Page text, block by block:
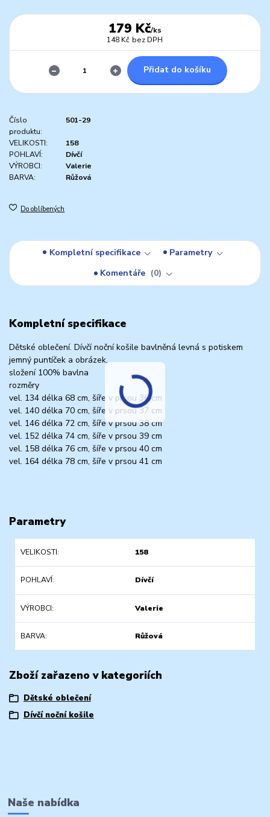
179 Kč/ks
148 Kč bez DPH
Přidat do košíku
Číslo
produktu:
501-29
VELIKOSTI:
158
POHLAVÍ:
Dívčí
VÝROBCI:
Valerie
BARVA:
Růžová
Do oblíbených
Kompletní specifikace
Parametry
Komentáře
0
Kompletní specifikace
Dětské oblečení. Dívčí noční košile bavlněná levná s potiskem
jemný puntíček a obrázek,
složení 100% bavlna
rozměry
vel. 134 délka 68 cm, šíře v prsou 36 cm
vel. 140 délka 70 cm, šíře v prsou 37 cm
vel. 146 délka 72 cm, šíře v prsou 38 cm
vel. 152 délka 74 cm, šíře v prsou 39 cm
vel. 158 délka 76 cm, šíře v prsou 40 cm
vel. 164 délka 78 cm, šíře v prsou 41 cm
Parametry
VELIKOSTI 158
POHLAVÍ Dívčí
VÝROBCI Valerie
BARVA Růžová
Zboží zařazeno v kategoriích
Dětské oblečení
Dívčí noční košile
Naše nabídka